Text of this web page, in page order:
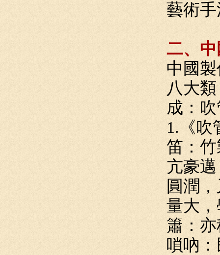
藝術
二、
中國
八大
成：
1.《吹
笛：
亢豪
圓潤
量大
簫：
嗩吶